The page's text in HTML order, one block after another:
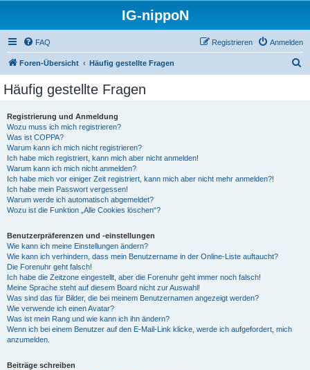
IG-nippoN
FAQ Anmelden
Registrieren
Foren-Übersicht Häufig gestellte Fragen
Häufig gestellte Fragen
Registrierung und Anmeldung
Wozu muss ich mich registrieren?
Was ist COPPA?
Warum kann ich mich nicht registrieren?
Ich habe mich registriert, kann mich aber nicht anmelden!
Warum kann ich mich nicht anmelden?
Ich habe mich vor einiger Zeit registriert, kann mich aber nicht mehr anmelden?!
Ich habe mein Passwort vergessen!
Warum werde ich automatisch abgemeldet?
Wozu ist die Funktion „Alle Cookies löschen“?
Benutzerpräferenzen und -einstellungen
Wie kann ich meine Einstellungen ändern?
Wie kann ich verhindern, dass mein Benutzername in der Online-Liste auftaucht?
Die Forenuhr geht falsch!
Ich habe die Zeitzone eingestellt, aber die Forenuhr geht immer noch falsch!
Meine Sprache steht auf diesem Board nicht zur Auswahl!
Was sind das für Bilder, die bei meinem Benutzernamen angezeigt werden?
Wie verwende ich einen Avatar?
Was ist mein Rang und wie kann ich ihn ändern?
Wenn ich bei einem Benutzer auf den E-Mail-Link klicke, werde ich aufgefordert, mich
anzumelden.
Beiträge schreiben